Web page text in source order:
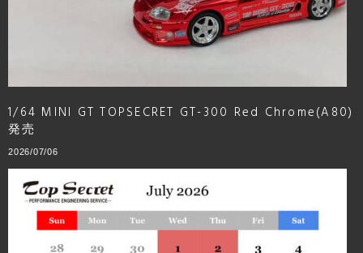
1/64 MINI GT TOPSECRET GT-300 Red Chrome(A80)
発売
2026/07/06